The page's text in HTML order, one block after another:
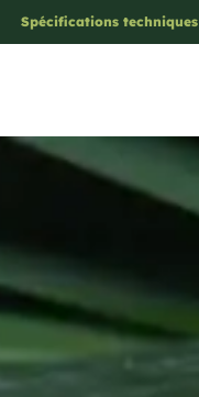
Spécifications techniques